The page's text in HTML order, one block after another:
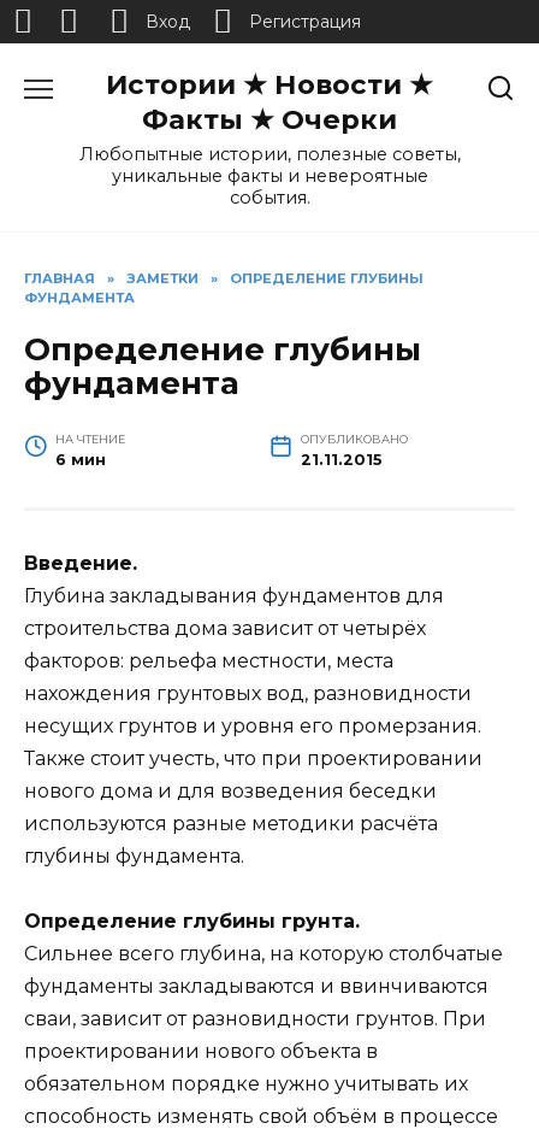
Истории ★ Новости ★
Факты ★ Очерки
Любопытные истории, полезные советы,
уникальные факты и невероятные
события.
ГЛАВНАЯ » ЗАМЕТКИ »
ОПРЕДЕЛЕНИЕ ГЛУБИНЫ
ФУНДАМЕНТА
Определение глубины
фундамента
НА ЧТЕНИЕ
6 мин
ОПУБЛИКОВАНО
21.11.2015
Введение.
Глубина закладывания фундаментов для
строительства дома зависит от четырёх
факторов: рельефа местности, места
нахождения грунтовых вод, разновидности
несущих грунтов и уровня его промерзания.
Также стоит учесть, что при проектировании
нового дома и для возведения беседки
используются разные методики расчёта
глубины фундамента.
Определение глубины грунта.
Сильнее всего глубина, на которую столбчатые
фундаменты закладываются и ввинчиваются
сваи, зависит от разновидности грунтов. При
проектировании нового объекта в
обязательном порядке нужно учитывать их
способность изменять свой объём в процессе
Вход Регистрация